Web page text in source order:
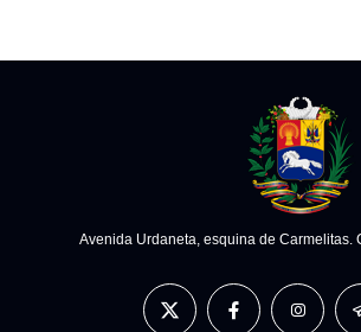
Avenida Urdaneta, esquina de Carmelitas.